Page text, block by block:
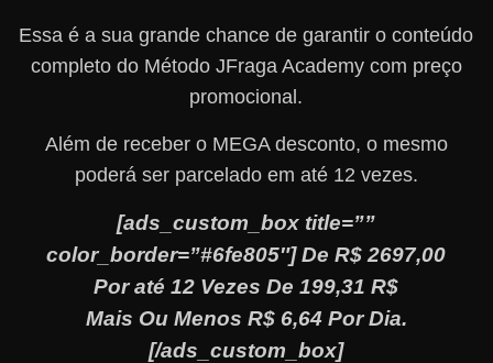
Essa é a sua grande chance de garantir o conteúdo
completo do Método JFraga Academy com preço
promocional.
Além de receber o MEGA desconto, o mesmo
poderá ser parcelado em até 12 vezes.
[ads_custom_box title=””
color_border=”#6fe805″] De R$ 2697,00
Por até 12 Vezes De 199,31 R$
Mais Ou Menos R$ 6,64 Por Dia.
[/ads_custom_box]